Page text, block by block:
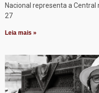
Nacional representa a
27
Leia mais »